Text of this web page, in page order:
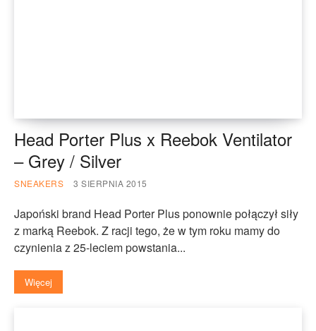
Head Porter Plus x Reebok Ventilator
– Grey / Silver
SNEAKERS 3 SIERPNIA 2015
Japoński brand Head Porter Plus ponownie połączył siły
z marką Reebok. Z racji tego, że w tym roku mamy do
czynienia z 25-leciem powstania...
Więcej